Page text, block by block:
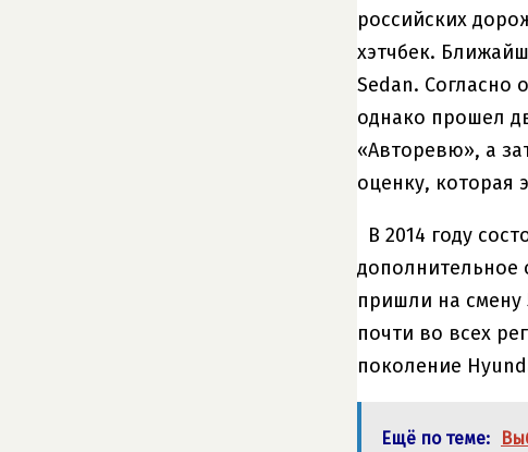
российских
хэтчбек.
Sedan. Согласно
однако прошел
«Авторевю», а
оценку, которая
В 2014 году
дополнительное
пришли на смену
почти во всех
поколение
Ещё по теме: